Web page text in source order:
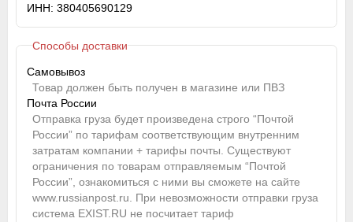
ИНН: 380405690129
Способы доставки
Самовывоз
Товар должен быть получен в магазине или ПВЗ
Почта России
Отправка груза будет произведена строго “Почтой
России” по тарифам соответствующим внутренним
затратам компании + тарифы почты. Существуют
ограничения по товарам отправляемым “Почтой
России”, ознакомиться с ними вы сможете на сайте
www.russianpost.ru. При невозможности отправки груза
система EXIST.RU не посчитает тариф